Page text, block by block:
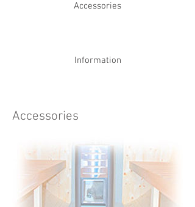
Accessories
Information
Accessories